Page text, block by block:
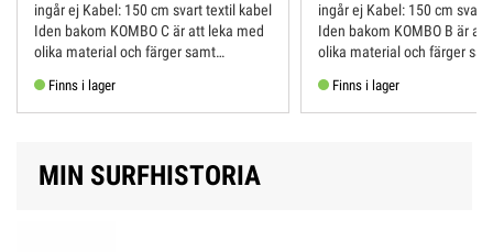
ingår ej Kabel: 150 cm svart textil kabel
Iden bakom KOMBO C är att leka med
olika material och färger samt
Finns i lager
ingår ej Kabel: 150 cm svart textil kabel
Iden bakom KOMBO B är
olika material och färger
Finns i lager
MIN SURFHISTORIA